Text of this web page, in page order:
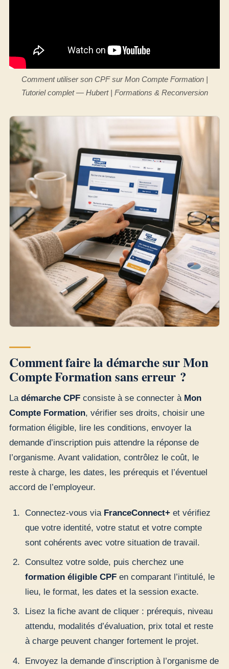
Comment utiliser son CPF sur Mon Compte Formation |
Tutoriel complet — Hubert | Formations & Reconversion
Comment faire la démarche sur Mon
Compte Formation sans erreur ?
La démarche CPF consiste à se connecter à Mon
Compte Formation, vérifier ses droits, choisir une
formation éligible, lire les conditions, envoyer la
demande d’inscription puis attendre la réponse de
l’organisme. Avant validation, contrôlez le coût, le
reste à charge, les dates, les prérequis et l’éventuel
accord de l’employeur.
Connectez-vous via FranceConnect+et vérifiez
que votre identité, votre statut et votre compte
sont cohérents avec votre situation de travail.
Consultez votre solde, puis cherchez une
formation éligible CPFen comparant l’intitulé, le
lieu, le format, les dates et la session exacte.
Lisez la fiche avant de cliquer : prérequis, niveau
attendu, modalités d’évaluation, prix total et reste
à charge peuvent changer fortement le projet.
Envoyez la demande d’inscription à l’organisme de